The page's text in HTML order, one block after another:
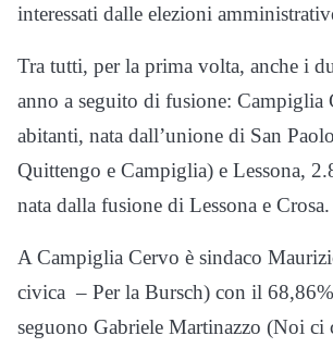
interessati dalle elezioni
Tra tutti, per la prima volta, anche i
anno a seguito di fusione: Campiglia
abitanti, nata dall’unione di San
Quittengo e Campiglia) e Lessona,
nata dalla fusione di Lessona e Crosa.
A Campiglia Cervo è sindaco
civica – Per la Bursch) con il
seguono Gabriele Martinazzo (Noi ci